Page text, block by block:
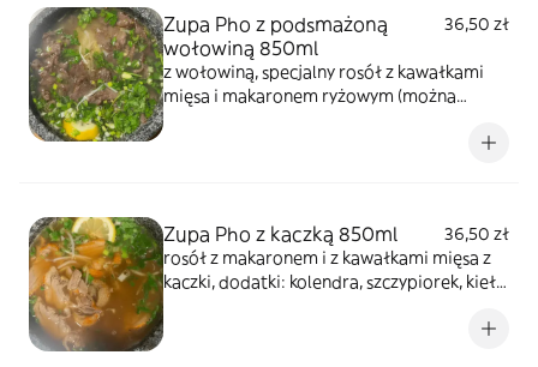
Zupa Pho z podsmażoną
wołowiną 850ml
36,50 zł
z wołowiną, specjalny rosół z kawałkami
mięsa i makaronem ryżowym (można
Zupa Pho z kaczką 850ml
36,50 zł
rosół z makaronem i z kawałkami mięsa z
kaczki, dodatki: kolendra, szczypiorek, kiełki